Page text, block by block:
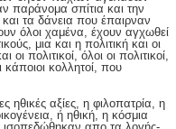
παράνομα σπίτια και την
τα δάνεια που έπαιρναν
όλοι χαμένα, έχουν αγχωθεί
μια και η πολιτική και οι
πολιτικοί, όλοι οι πολιτικοί,
κολλητοί, που
ηθικές αξίες, η φιλοπατρία, η
ή ηθική, η κόσμια